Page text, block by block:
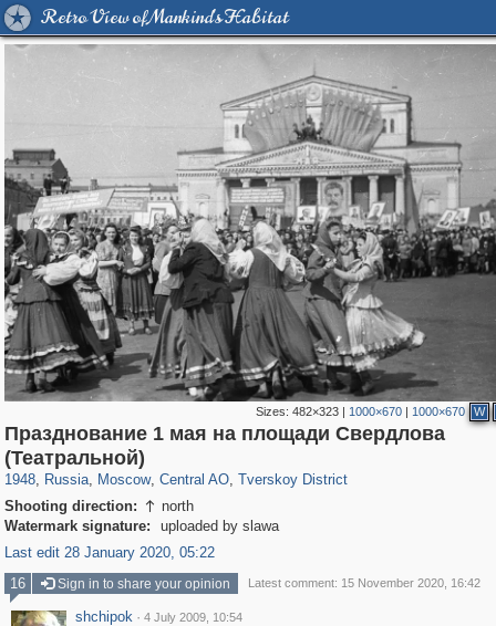
Retro View of Mankind's Habitat
Sizes: 482×323| 1000×670| 1000×670 W
Празднование 1 мая на площади Свердлова
(Театральной)
1948, Russia
1,406,526
, Moscow
319,780 8,286
, Central AO
159,978
, Tverskoy District
Shooting direction:  north
Watermark signature:
uploaded by slawa
Last edit 28 January 2020, 05:22
16
Sign in to share your opinion Latest comment: 15 November 2020, 16:42
shchipok · 4 July 2009, 10:54